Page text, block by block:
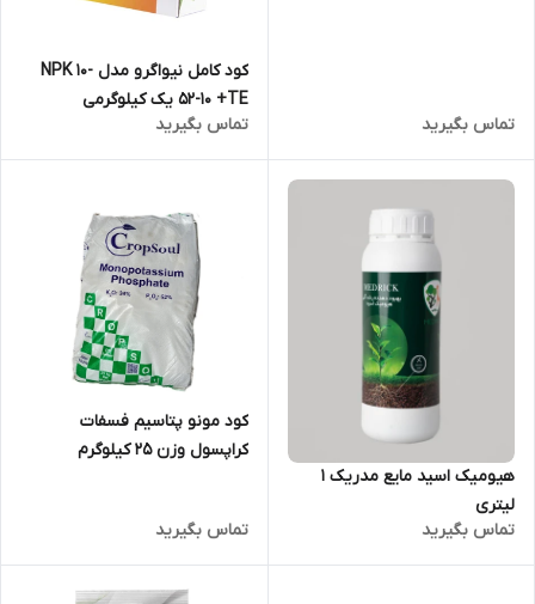
تماس بگیرید
کود کامل نیواگرو مدل NPK 10-
52-10 +TE یک کیلوگرمی
تماس بگیرید
هیومیک اسید مایع مدریک 1
لیتری
تماس بگیرید
کود مونو پتاسیم فسفات
کراپسول وزن 25 کیلوگرم
تماس بگیرید